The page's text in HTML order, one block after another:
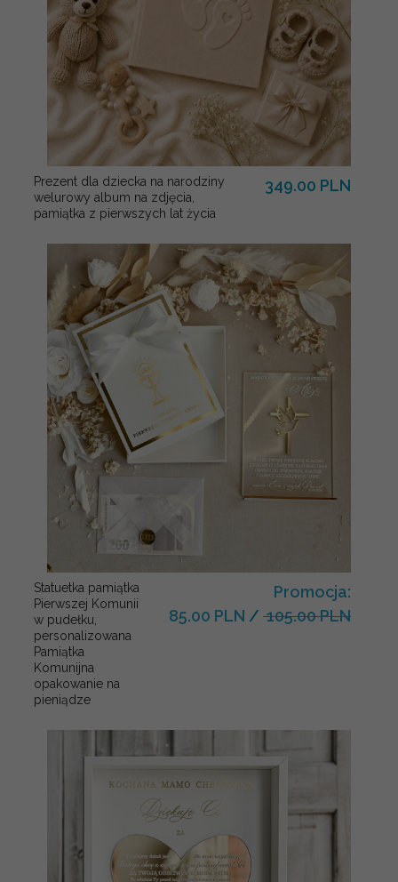
Prezent dla dziecka na narodziny
welurowy album na zdjęcia,
pamiątka z pierwszych lat życia
349.00 PLN
Statuetka pamiątka
Pierwszej Komunii
w pudełku,
personalizowana
Pamiątka
Komunijna
opakowanie na
pieniądze
Promocja:
85.00 PLN / 105.00 PLN